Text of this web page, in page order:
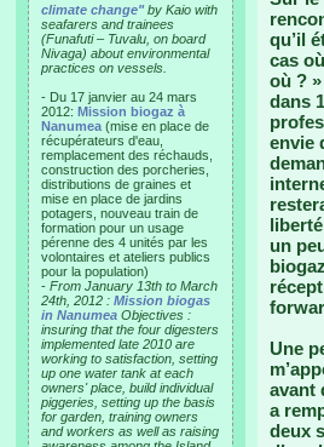
climate change"by Kaio with
seafarers and trainees
(Funafuti – Tuvalu, on board
Nivaga) about environmental
practices on vessels.
- Du 17 janvier au 24 mars
2012: Mission biogaz à
Nanumea (mise en place de
récupérateurs d'eau,
remplacement des réchauds,
construction des porcheries,
distributions de graines et
mise en place de jardins
potagers, nouveau train de
formation pour un usage
pérenne des 4 unités par les
volontaires et ateliers publics
pour la population)
- From January 13th to March
24th, 2012 : Mission biogas
in Nanumea Objectives :
insuring that the four digesters
implemented late 2010 are
working to satisfaction, setting
up one water tank at each
owners' place, build individual
piggeries, setting up the basis
for garden, training owners
and workers as well as raising
qu’il
cas
où ?
dans
envie
un
Une
avant
a
deux